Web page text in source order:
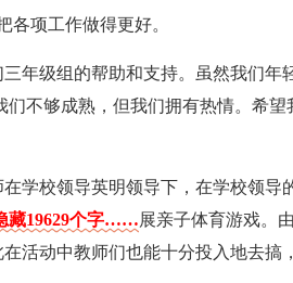
各项工作做得更好。
年级组的帮助和支持。虽然我们年
不够成熟，但我们拥有热情。希
学校领导英明领导下，在学校领导
19629个字……展亲子体育游戏。
活动中教师们也能十分投入地去搞